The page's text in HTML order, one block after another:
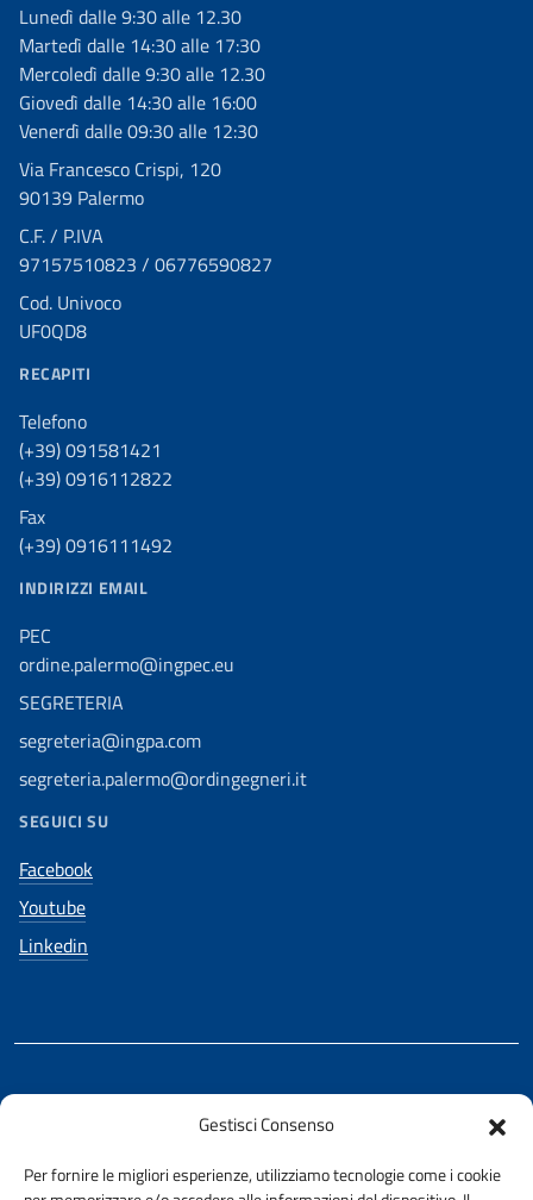
Gestisci Consenso
Per fornire le migliori esperienze, utilizziamo tecnologie come i cookie
Lunedì dalle 9:30 alle 12.30
Martedì dalle 14:30 alle 17:30
Mercoledì dalle 9:30 alle 12.30
Giovedì dalle 14:30 alle 16:00
Venerdì dalle 09:30 alle 12:30
Via Francesco Crispi, 120
90139 Palermo
C.F. / P.IVA
97157510823 / 06776590827
Cod. Univoco
UF0QD8
RECAPITI
Telefono
(+39) 091581421
(+39) 0916112822
Fax
(+39) 0916111492
INDIRIZZI EMAIL
PEC
ordine.palermo@ingpec.eu
SEGRETERIA
segreteria@ingpa.com
segreteria.palermo@ordingegneri.it
SEGUICI SU
Facebook
Youtube
Linkedin
REALIZZATO CON LA COLLABORAZIONE DI